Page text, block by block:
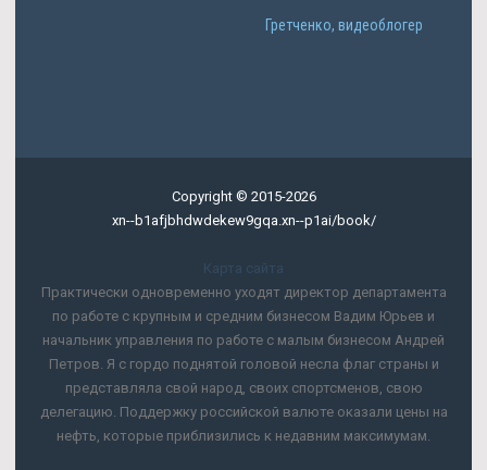
Гретченко, видеоблогер
Copyright © 2015-2026
xn--b1afjbhdwdekew9gqa.xn--p1ai/book/
Карта сайта
Практически одновременно уходят директор департамента
по работе с крупным и средним бизнесом Вадим Юрьев и
начальник управления по работе с малым бизнесом Андрей
Петров. Я с гордо поднятой головой несла флаг страны и
представляла свой народ, своих спортсменов, свою
делегацию. Поддержку российской валюте оказали цены на
нефть, которые приблизились к недавним максимумам.